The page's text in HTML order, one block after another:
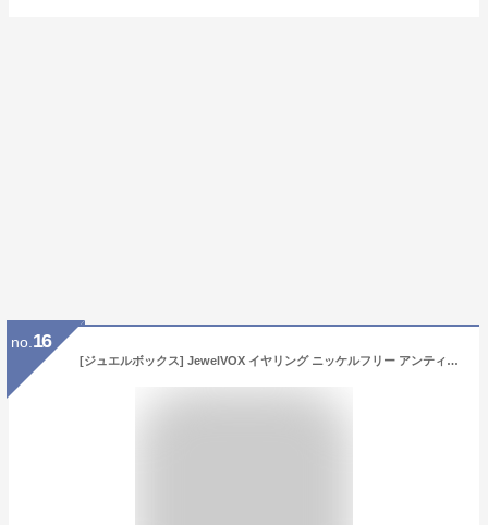
no. 16
[ジュエルボックス] JewelVOX イヤリング ニッケルフリー アンティーク 大ぶり イヤーカフ ウェアリング 金属アレルギー対応 【A】シルバー